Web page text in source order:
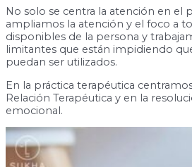
No solo se centra la atención en el
ampliamos la atención y el foco a
disponibles de la persona y
limitantes que están impidiendo
puedan ser utilizados.
En la práctica terapéutica
Relación Terapéutica y en la
emocional.